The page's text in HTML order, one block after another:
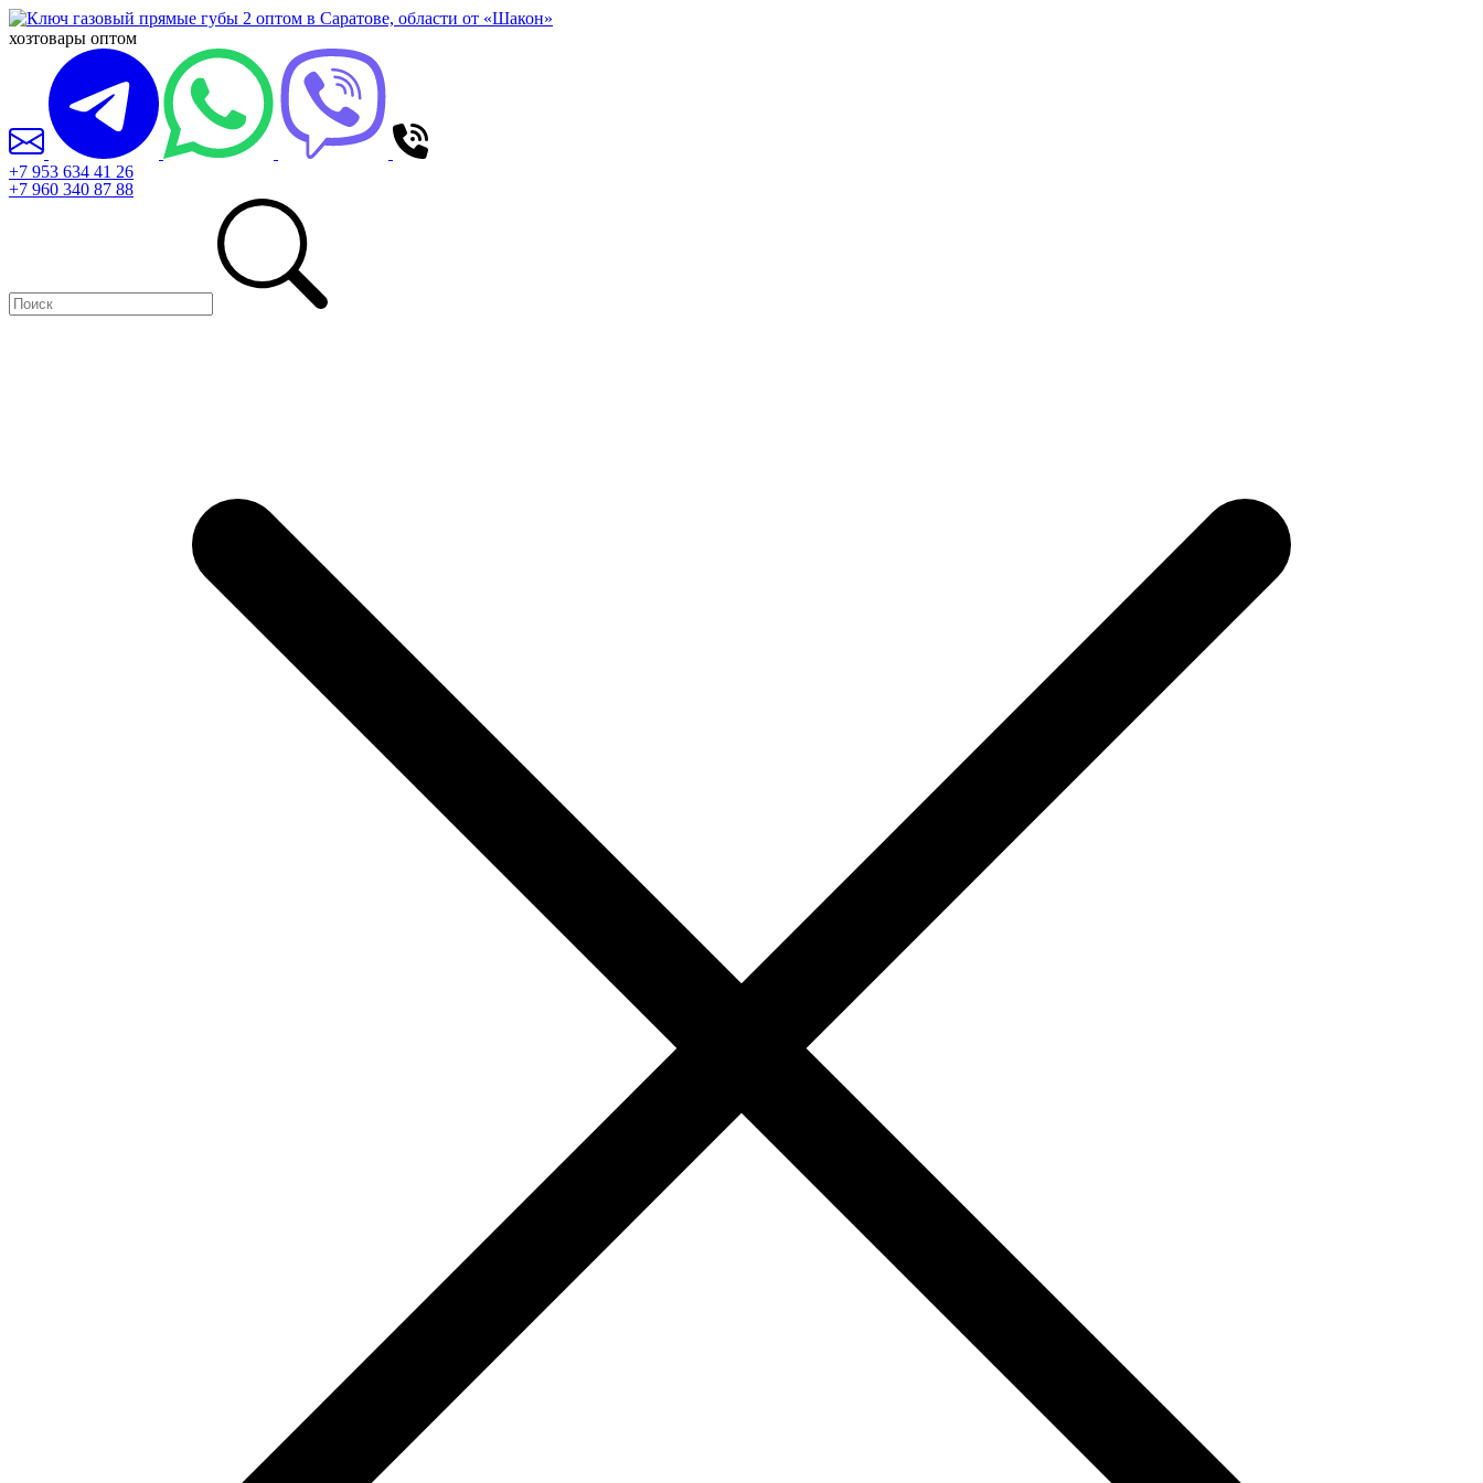
хозтовары оптом
+7 953 634 41 26
+7 960 340 87 88